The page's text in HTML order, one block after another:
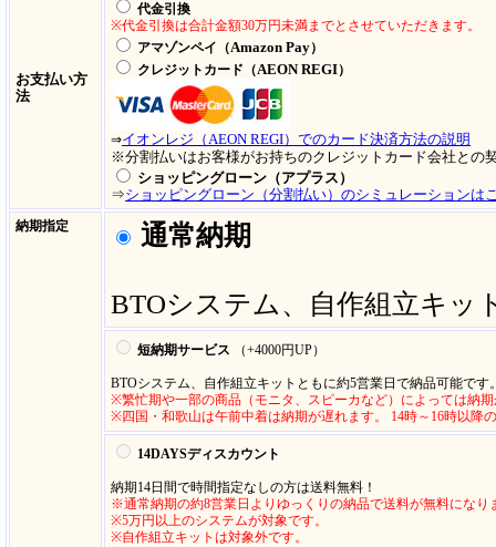
お支払い方
法
代金引換
※代金引換は合計金額30万円未満までとさせていただきます。
アマゾンペイ（Amazon Pay）
クレジットカード（AEON REGI）
⇒イオンレジ（AEON REGI）でのカード決済方法の説明
※分割払いはお客様がお持ちのクレジットカード会社との
ショッピングローン（アプラス）
⇒ショッピングローン（分割払い）のシミュレーションは
納期指定 通常納期
BTOシステム、自作組立キッ
短納期サービス （+4000円UP）
BTOシステム、自作組立キットともに約5営業日で納品可能です
※繁忙期や一部の商品（モニタ、スピーカなど）によっては納
※四国・和歌山は午前中着は納期が遅れます。 14時～16時以降
14DAYSディスカウント
納期14日間で時間指定なしの方は送料無料！
※通常納期の約8営業日よりゆっくりの納品で送料が無料になり
※5万円以上のシステムが対象です。
※自作組立キットは対象外です。